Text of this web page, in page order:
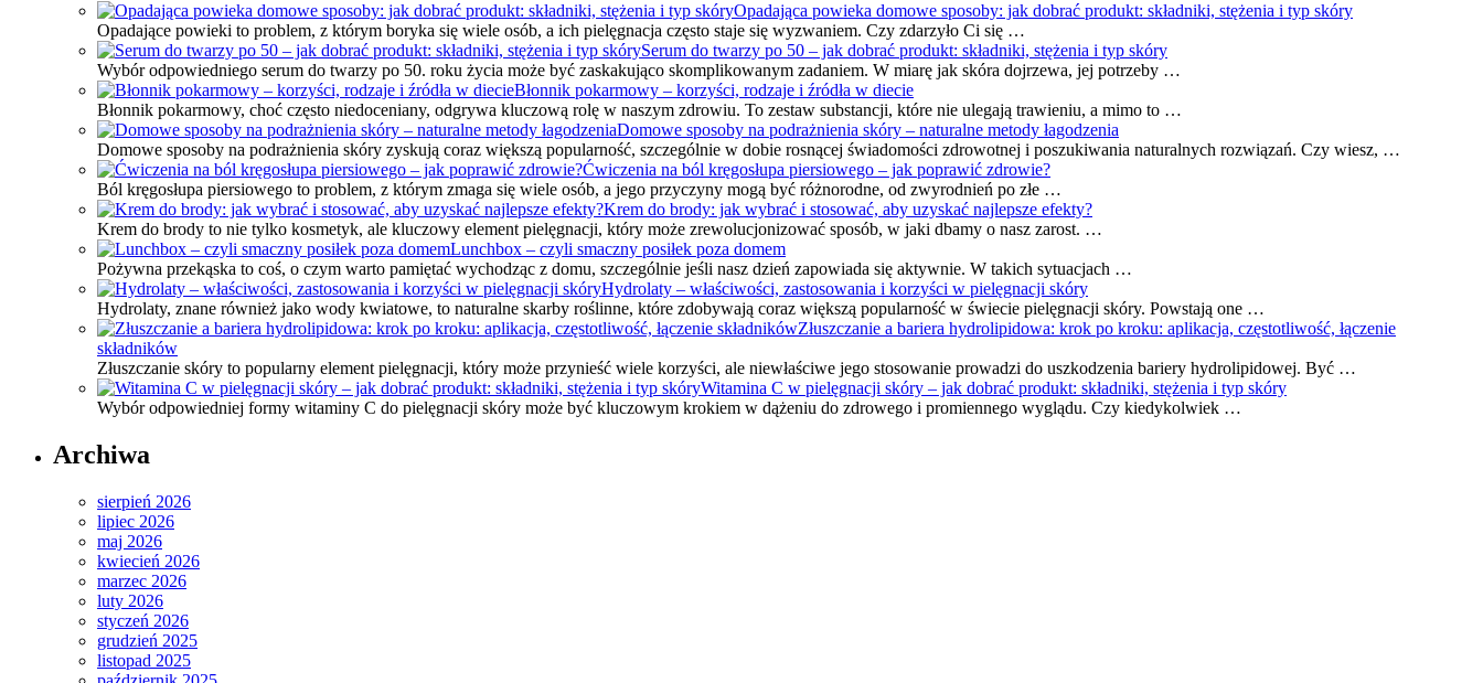
Opadająca powieka domowe sposoby: jak dobrać produkt: składniki, stężenia i typ skóry
Opadające powieki to problem, z którym boryka się wiele osób, a ich pielęgnacja często staje się wyzwaniem. Czy zdarzyło Ci się …
Serum do twarzy po 50 – jak dobrać produkt: składniki, stężenia i typ skóry
Wybór odpowiedniego serum do twarzy po 50. roku życia może być zaskakująco skomplikowanym zadaniem. W miarę jak skóra dojrzewa, jej potrzeby …
Błonnik pokarmowy – korzyści, rodzaje i źródła w diecie
Błonnik pokarmowy, choć często niedoceniany, odgrywa kluczową rolę w naszym zdrowiu. To zestaw substancji, które nie ulegają trawieniu, a mimo to …
Domowe sposoby na podrażnienia skóry – naturalne metody łagodzenia
Domowe sposoby na podrażnienia skóry zyskują coraz większą popularność, szczególnie w dobie rosnącej świadomości zdrowotnej i poszukiwania naturalnych rozwiązań. Czy wiesz, …
Ćwiczenia na ból kręgosłupa piersiowego – jak poprawić zdrowie?
Ból kręgosłupa piersiowego to problem, z którym zmaga się wiele osób, a jego przyczyny mogą być różnorodne, od zwyrodnień po złe …
Krem do brody: jak wybrać i stosować, aby uzyskać najlepsze efekty?
Krem do brody to nie tylko kosmetyk, ale kluczowy element pielęgnacji, który może zrewolucjonizować sposób, w jaki dbamy o nasz zarost. …
Lunchbox – czyli smaczny posiłek poza domem
Pożywna przekąska to coś, o czym warto pamiętać wychodząc z domu, szczególnie jeśli nasz dzień zapowiada się aktywnie. W takich sytuacjach …
Hydrolaty – właściwości, zastosowania i korzyści w pielęgnacji skóry
Hydrolaty, znane również jako wody kwiatowe, to naturalne skarby roślinne, które zdobywają coraz większą popularność w świecie pielęgnacji skóry. Powstają one …
Złuszczanie a bariera hydrolipidowa: krok po kroku: aplikacja, częstotliwość, łączenie
składników
Złuszczanie skóry to popularny element pielęgnacji, który może przynieść wiele korzyści, ale niewłaściwe jego stosowanie prowadzi do uszkodzenia bariery hydrolipidowej. Być …
Witamina C w pielęgnacji skóry – jak dobrać produkt: składniki, stężenia i typ skóry
Wybór odpowiedniej formy witaminy C do pielęgnacji skóry może być kluczowym krokiem w dążeniu do zdrowego i promiennego wyglądu. Czy kiedykolwiek …
Archiwa
sierpień 2026
lipiec 2026
maj 2026
kwiecień 2026
marzec 2026
luty 2026
styczeń 2026
grudzień 2025
listopad 2025